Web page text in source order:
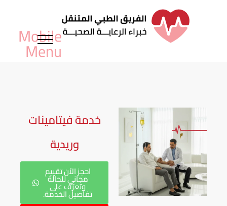
خدمة فيتامينات
وريدية
احجز الآن تقييم
مجاني للحالة
وتعرّف على
تفاصيل الخدمة.